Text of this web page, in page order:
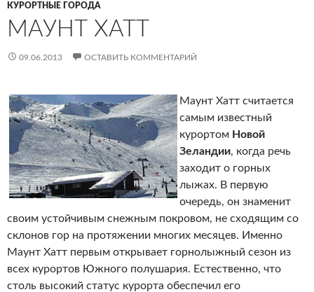
КУРОРТНЫЕ ГОРОДА
МАУНТ ХАТТ
09.06.2013 ОСТАВИТЬ КОММЕНТАРИЙ
Маунт Хатт считается
самым известный
курортом Новой
Зеландии, когда речь
заходит о горных
лыжах. В первую
очередь, он знаменит
своим устойчивым снежным покровом, не сходящим со
склонов гор на протяжении многих месяцев. Именно
Маунт Хатт первым открывает горнолыжный сезон из
всех курортов Южного полушария. Естественно, что
столь высокий статус курорта обеспечил его